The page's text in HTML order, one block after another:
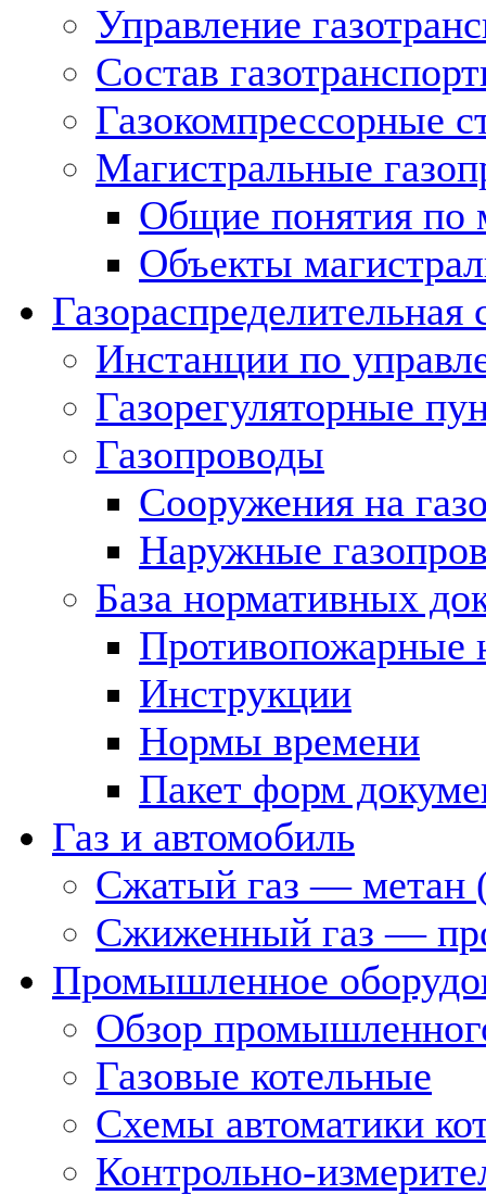
Управление
Состав
Газокомпрессорные
Магистральные
Общие понятия по
Объекты
Газораспределительная
Инстанции по
Газорегуляторные
Газопроводы
Сооружения на
Наружные
База нормативных
Противопожарные
Инструкции
Нормы времени
Пакет форм
Газ и автомобиль
Сжатый газ — метан
Сжиженный газ —
Промышленное
Обзор
Газовые котельные
Схемы автоматики
Контрольно-